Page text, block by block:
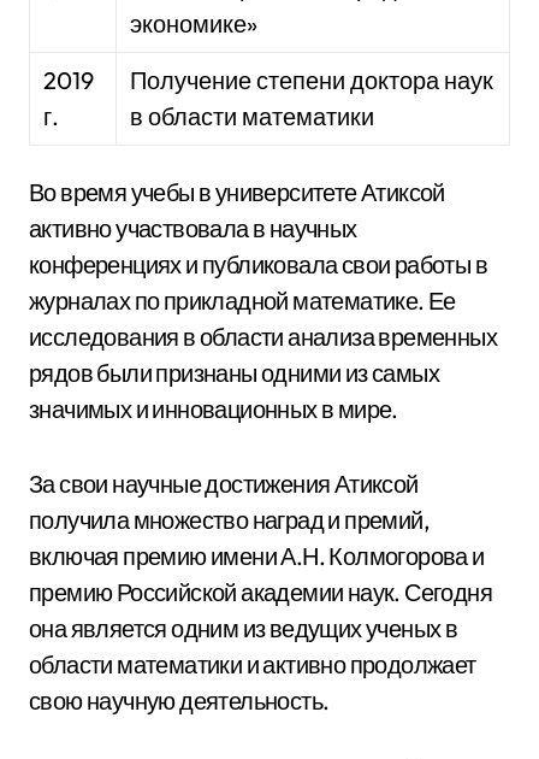
экономике»
2019
г.
Получение степени доктора наук
в области математики
Во время учебы в университете Атиксой
активно участвовала в научных
конференциях и публиковала свои работы в
журналах по прикладной математике. Ее
исследования в области анализа временных
рядов были признаны одними из самых
значимых и инновационных в мире.
За свои научные достижения Атиксой
получила множество наград и премий,
включая премию имени А.Н. Колмогорова и
премию Российской академии наук. Сегодня
она является одним из ведущих ученых в
области математики и активно продолжает
свою научную деятельность.